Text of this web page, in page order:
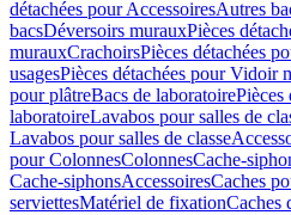
détachées pour AccessoiresAutres
bacsDéversoirs murauxPièces
murauxCrachoirsPièces détachées
usagesPièces détachées pour Vidoir
pour plâtreBacs de laboratoirePièces
laboratoireLavabos pour salles de
Lavabos pour salles de classe
pour ColonnesColonnesCache-
Cache-siphonsAccessoiresCaches
serviettesMatériel de fixationCaches